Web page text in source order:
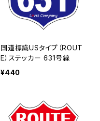
国道標識USタイプ（ROUT
E）ステッカー 631号線
¥440